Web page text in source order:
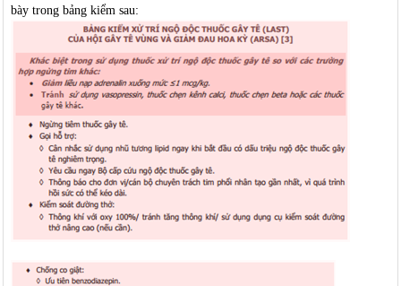
bày trong bảng kiểm sau: